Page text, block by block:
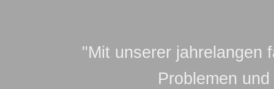
"Mit unserer jahrelangen
Problemen